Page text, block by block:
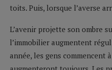
toits. Puis, lorsque l’averse
L’avenir projette son ombre
l’immobilier augmentent
année, les gens commencent